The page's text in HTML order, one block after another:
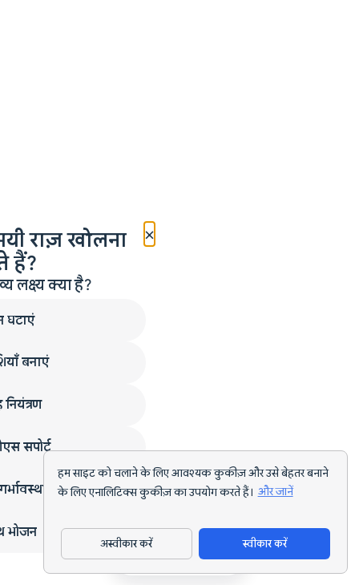
हम साइट को चलाने के लिए आवश्यक कुकीज़ और उसे बेहतर बनाने
के लिए एनालिटिक्स कुकीज़ का उपयोग करते हैं। और जानें
अस्वीकार करें स्वीकार करें
ऐप डाउनलोड करें
×
राज़ खोलना
हैं?
लक्ष्य क्या है?
घटाएं
बनाएं
सपोर्ट
भोजन